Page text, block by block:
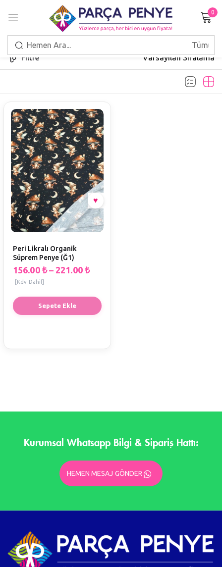
0
Filtre Varsayılan Sıralama
Sepete Ekle
Peri Likralı Organik
Süprem Penye (Ğ1)
156.00 ₺ – 221.00 ₺
[Kdv Dahil]
Kurumsal Whatsapp Bilgi & Sipariş Hattı:
HEMEN MESAJ GÖNDER
Giriş Yap
HESAP OLUŞTUR